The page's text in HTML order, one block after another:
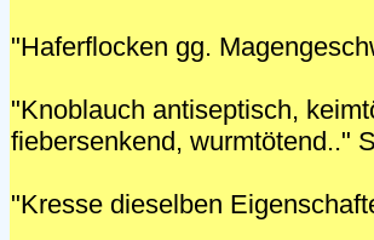
"Haferflocken gg.
"Knoblauch antiseptisch,
fiebersenkend, wurmtötend.."
"Kresse dieselben